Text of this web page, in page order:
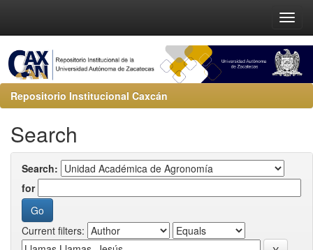
Repositorio Institucional Caxcán
Search
Search:
for
Current filters: